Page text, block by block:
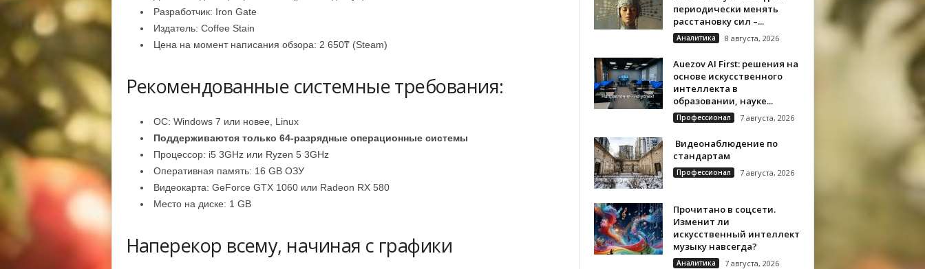
Разработчик: Iron Gate
Издатель: Coffee Stain
Цена на момент написания обзора: 2 650₸ (Steam)
Рекомендованные системные требования:
ОС: Windows 7 или новее, Linux
Поддерживаются только 64-разрядные операционные системы
Процессор: i5 3GHz или Ryzen 5 3GHz
Оперативная память: 16 GB ОЗУ
Видеокарта: GeForce GTX 1060 или Radeon RX 580
Место на диске: 1 GB
Наперекор всему, начиная с графики
периодически менять
расстановку сил –...
Аналитика 8 августа, 2026
Auezov AI First: решения на
основе искусственного
интеллекта в
образовании, науке...
Профессионал 7 августа, 2026
Видеонаблюдение по
стандартам
Профессионал 7 августа, 2026
Прочитано в соцсети.
Изменит ли
искусственный интеллект
музыку навсегда?
Аналитика 7 августа, 2026